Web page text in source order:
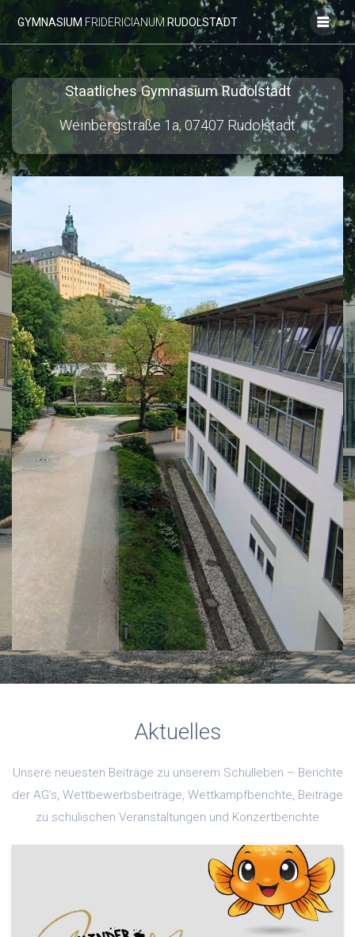
Zum
Inhalt
springen
GYMNASIUM FRIDERICIANUMRUDOLSTADT
Staatliches Gymnasium Rudolstadt
Weinbergstraße 1a, 07407 Rudolstadt
Aktuelles
Unsere neuesten Beiträge zu unserem Schulleben – Berichte
der AG’s, Wettbewerbsbeiträge, Wettkampfberichte, Beiträge
zu schulischen Veranstaltungen und Konzertberichte